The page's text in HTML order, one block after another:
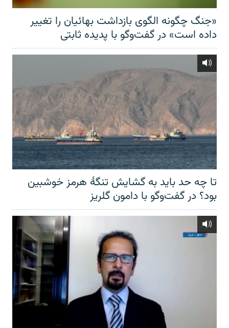
«جنگ چگونه الگوی بازداشت بهائیان را تغییر
داده است» در گفت‌وگو با پدیده ثابتی
تا چه حد باید به گشایش تنگهٔ هرمز خوشبین
بود؟ در گفت‌وگو با دامون گلریز